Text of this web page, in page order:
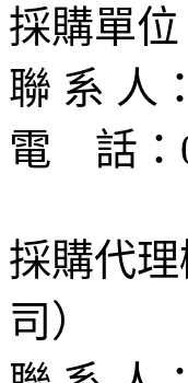
採購單
聯 系 人
電
話：
採購代
司）